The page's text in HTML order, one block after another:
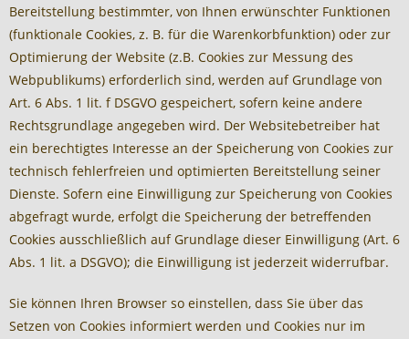
Bereitstellung bestimmter, von Ihnen erwünschter Funktionen
(funktionale Cookies, z. B. für die Warenkorbfunktion) oder zur
Optimierung der Website (z.B. Cookies zur Messung des
Webpublikums) erforderlich sind, werden auf Grundlage von
Art. 6 Abs. 1 lit. f DSGVO gespeichert, sofern keine andere
Rechtsgrundlage angegeben wird. Der Websitebetreiber hat
ein berechtigtes Interesse an der Speicherung von Cookies zur
technisch fehlerfreien und optimierten Bereitstellung seiner
Dienste. Sofern eine Einwilligung zur Speicherung von Cookies
abgefragt wurde, erfolgt die Speicherung der betreffenden
Cookies ausschließlich auf Grundlage dieser Einwilligung (Art. 6
Abs. 1 lit. a DSGVO); die Einwilligung ist jederzeit widerrufbar.
Sie können Ihren Browser so einstellen, dass Sie über das
Setzen von Cookies informiert werden und Cookies nur im